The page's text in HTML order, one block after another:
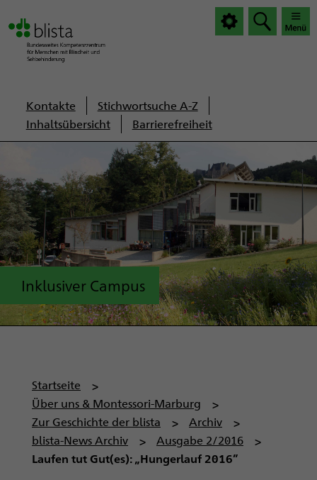
Servicenavigation
Kontakte
Stichwortsuche A-Z
Inhaltsübersicht
Barrierefreiheit
Inklusiver Campus
P
f
a
d
n
Startseite
Über uns & Montessori-Marburg
Zur Geschichte der blista
Archiv
blista-News Archiv
Ausgabe 2/2016
Laufen tut Gut(es): „Hungerlauf 2016”